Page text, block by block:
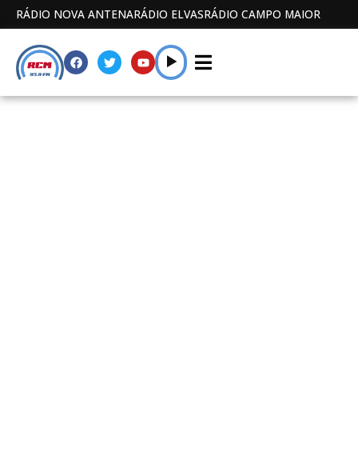
RÁDIO NOVA ANTENARÁDIO ELVASRÁDIO CAMPO MAIOR